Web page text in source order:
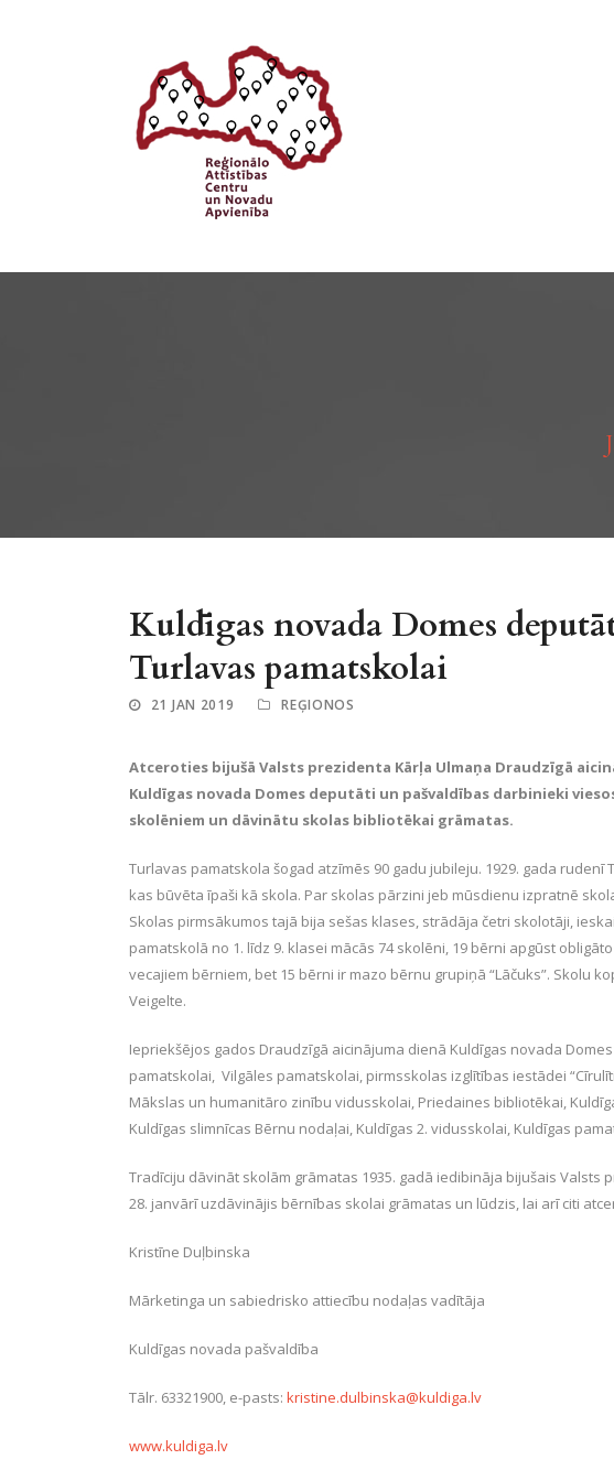
Kuldīgas novada Domes
Turlavas pamatskolai
21 JAN 2019 REĢIONOS
Atceroties bijušā Valsts prezidenta Kārļa Ulmaņa Draudzīgā
Kuldīgas novada Domes deputāti un pašvaldības darbinieki
skolēniem un dāvinātu skolas bibliotēkai grāmatas.
Turlavas pamatskola šogad atzīmēs 90 gadu jubileju. 1929. gada
kas būvēta īpaši kā skola. Par skolas pārzini jeb mūsdienu izpratnē
Skolas pirmsākumos tajā bija sešas klases, strādāja četri skolotāji,
pamatskolā no 1. līdz 9. klasei mācās 74 skolēni, 19 bērni apgūst
vecajiem bērniem, bet 15 bērni ir mazo bērnu grupiņā “Lāčuks”. Skolu
Veigelte.
Iepriekšējos gados Draudzīgā aicinājuma dienā Kuldīgas novada
pamatskolai, Vilgāles pamatskolai, pirmsskolas izglītības iestādei
Mākslas un humanitāro zinību vidusskolai, Priedaines bibliotēkai,
Kuldīgas slimnīcas Bērnu nodaļai, Kuldīgas 2. vidusskolai, Kuldīgas
Tradīciju dāvināt skolām grāmatas 1935. gadā iedibināja bijušais Valsts
28. janvārī uzdāvinājis bērnības skolai grāmatas un lūdzis, lai arī citi
Kristīne Duļbinska
Mārketinga un sabiedrisko attiecību nodaļas vadītāja
Kuldīgas novada pašvaldība
Tālr. 63321900, e-pasts: kristine.dulbinska@kuldiga.lv
www.kuldiga.lv